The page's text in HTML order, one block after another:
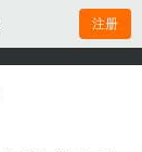
注册